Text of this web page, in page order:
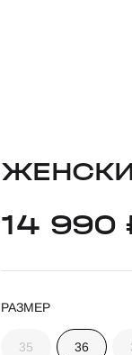
14 990
РАЗМЕР
35 36